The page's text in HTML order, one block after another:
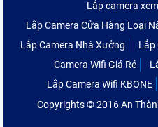
Lắp camera
Lắp Camera Cửa Hàng Loại
Lắp Camera Nhà Xưởng
Lắp
Camera Wifi Giá Rẻ
Lắp Camera Wifi KBONE
Copyrights © 2016 An